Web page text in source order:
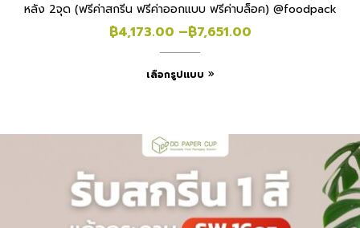
หลัง 2จุด (ฟรีค่าสกรีน ฟรีค่าออกแบบ ฟรีค่าบล็อค) @foodpack
฿4,173.00 –฿7,651.00
เลือกรูปแบบ